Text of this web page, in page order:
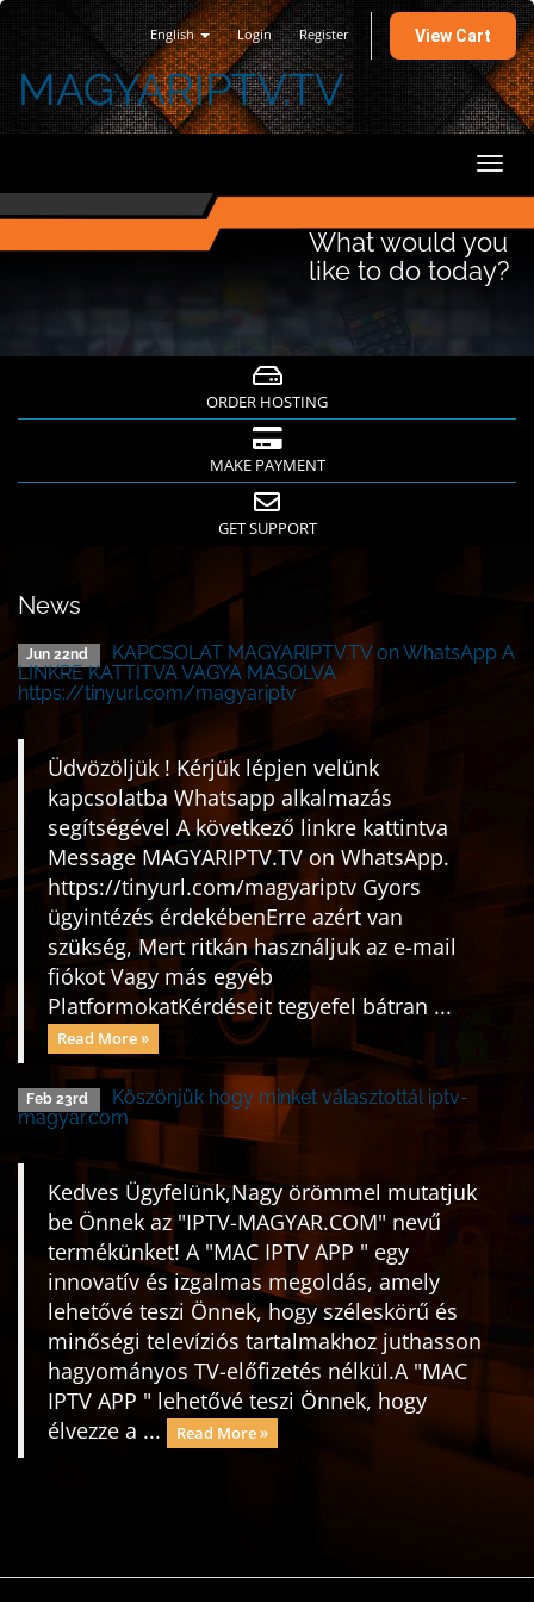
English Login Register View Cart
MAGYARIPTV.TV
What would you
like to do today?
ORDER HOSTING
MAKE PAYMENT
GET SUPPORT
News
Jun 22nd
KAPCSOLAT MAGYARIPTV.TV on WhatsApp A
LINKRE KATTITVA VAGYA MASOLVA
https://tinyurl.com/magyariptv
Üdvözöljük ! Kérjük lépjen velünk
kapcsolatba Whatsapp alkalmazás
segítségével A következő linkre kattintva
Message MAGYARIPTV.TV on WhatsApp.
https://tinyurl.com/magyariptv Gyors
ügyintézés érdekébenErre azért van
szükség, Mert ritkán használjuk az e-mail
fiókot Vagy más egyéb
PlatformokatKérdéseit tegyefel bátran ...
Read More »
Feb 23rd
Köszönjük hogy minket választottál iptv-
magyar.com
Kedves Ügyfelünk,Nagy örömmel mutatjuk
be Önnek az "IPTV-MAGYAR.COM" nevű
termékünket! A "MAC IPTV APP " egy
innovatív és izgalmas megoldás, amely
lehetővé teszi Önnek, hogy széleskörű és
minőségi televíziós tartalmakhoz juthasson
hagyományos TV-előfizetés nélkül.A "MAC
IPTV APP " lehetővé teszi Önnek, hogy
élvezze a ...
Read More »